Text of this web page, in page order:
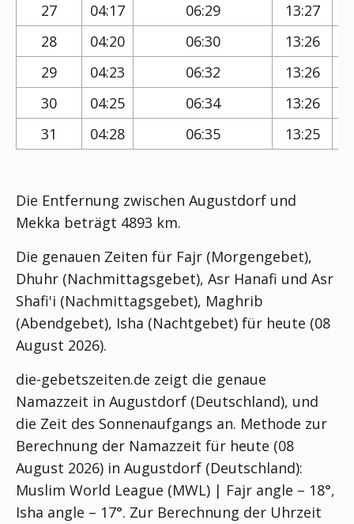
27
04:17 06:29 13:27
28
04:20 06:30 13:26
29
04:23 06:32 13:26
30
04:25 06:34 13:26
31
04:28 06:35 13:25
Die Entfernung zwischen Augustdorf und
Mekka beträgt 4893 km.
Die genauen Zeiten für Fajr (Morgengebet),
Dhuhr (Nachmittagsgebet), Asr Hanafi und Asr
Shafi'i (Nachmittagsgebet), Maghrib
(Abendgebet), Isha (Nachtgebet) für heute (08
August 2026).
die-gebetszeiten.de zeigt die genaue
Namazzeit in Augustdorf (Deutschland), und
die Zeit des Sonnenaufgangs an. Methode zur
Berechnung der Namazzeit für heute (08
August 2026) in Augustdorf (Deutschland):
Muslim World League (MWL) | Fajr angle – 18°,
Isha angle – 17°. Zur Berechnung der Uhrzeit